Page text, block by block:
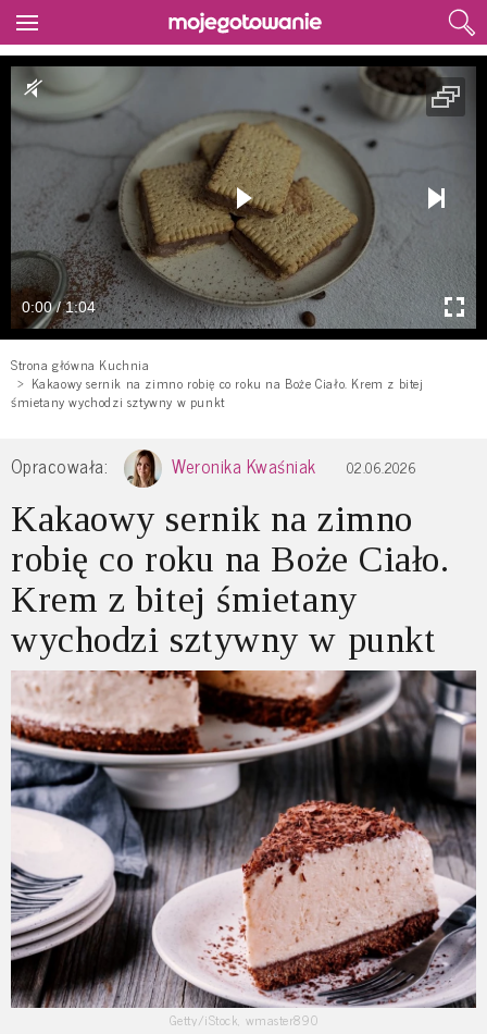
0:00 / 1:04
Strona główna Kuchnia
Kakaowy sernik na zimno robię co roku na Boże Ciało. Krem z bitej
śmietany wychodzi sztywny w punkt
Opracowała: Weronika Kwaśniak 02.06.2026
Kakaowy sernik na zimno
robię co roku na Boże Ciało.
Krem z bitej śmietany
wychodzi sztywny w punkt
Getty/iStock, wmaster890